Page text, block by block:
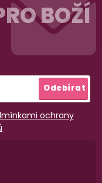
vrácení zboží
BOŽÍ
ochrany
Odebírat